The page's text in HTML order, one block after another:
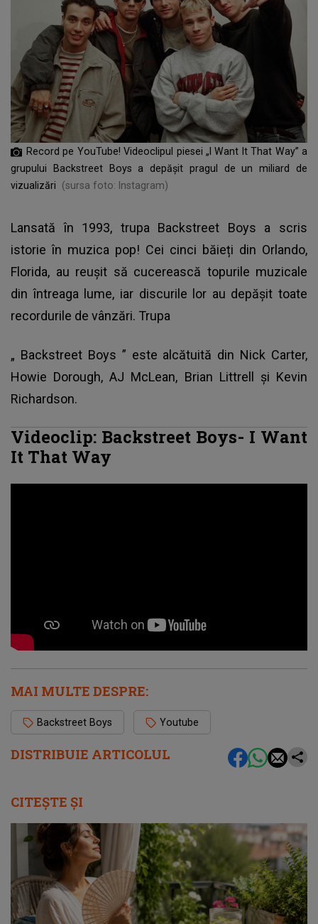
DISTRIBUIE ARTICOLUL
Record pe YouTube! Videoclipul piesei „I Want It That Way” a
grupului Backstreet Boys a depășit pragul de un miliard de
vizualizări
(sursa foto: Instagram)
Lansată în 1993, trupa Backstreet Boys a scris
istorie în muzica pop! Cei cinci băieți din Orlando,
Florida, au reușit să cucerească topurile muzicale
din întreaga lume, iar discurile lor au depășit toate
recordurile de vânzări. Trupa
„ Backstreet Boys ” este alcătuită din Nick Carter,
Howie Dorough, AJ McLean, Brian Littrell şi Kevin
Richardson.
Videoclip: Backstreet Boys- I Want
It That Way
MAI MULTE DESPRE:
Backstreet Boys Youtube
CITEȘTE ȘI